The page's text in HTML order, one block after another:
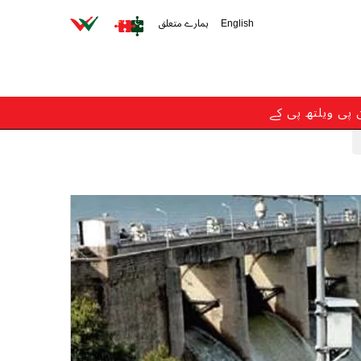
English ہمارے متعلق
پی ویلتھ پی کے